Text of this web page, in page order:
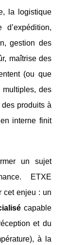
la logistique
gestion des
maîtrise des
(ou que
multiples, des
produits à
interne finit
un sujet
ETXE
cet enjeu : un
capable
et du
à la